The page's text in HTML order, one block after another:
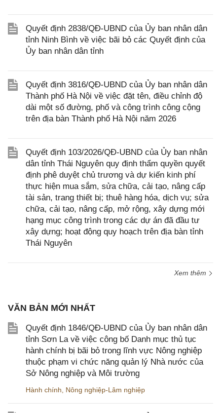
Quyết định 2838/QĐ-UBND của Ủy ban nhân dân
tỉnh Ninh Bình về việc bãi bỏ các Quyết định của
Ủy ban nhân dân tỉnh
Quyết định 3816/QĐ-UBND của Ủy ban nhân dân
Thành phố Hà Nội về việc đặt tên, điều chỉnh độ
dài một số đường, phố và công trình công cộng
trên địa bàn Thành phố Hà Nội năm 2026
Quyết định 103/2026/QĐ-UBND của Ủy ban nhân
dân tỉnh Thái Nguyên quy định thẩm quyền quyết
định phê duyệt chủ trương và dự kiến kinh phí
thực hiện mua sắm, sửa chữa, cải tạo, nâng cấp
tài sản, trang thiết bị; thuê hàng hóa, dịch vụ; sửa
chữa, cải tạo, nâng cấp, mở rộng, xây dựng mới
hạng mục công trình trong các dự án đã đầu tư
xây dựng; hoạt động quy hoạch trên địa bàn tỉnh
Thái Nguyên
Xem thêm
VĂN BẢN MỚI NHẤT
Quyết định 1846/QĐ-UBND của Ủy ban nhân dân
tỉnh Sơn La về việc công bố Danh mục thủ tục
hành chính bị bãi bỏ trong lĩnh vực Nông nghiệp
thuộc phạm vi chức năng quản lý Nhà nước của
Sở Nông nghiệp và Môi trường
Hành chính Nông nghiệp-Lâm nghiệp